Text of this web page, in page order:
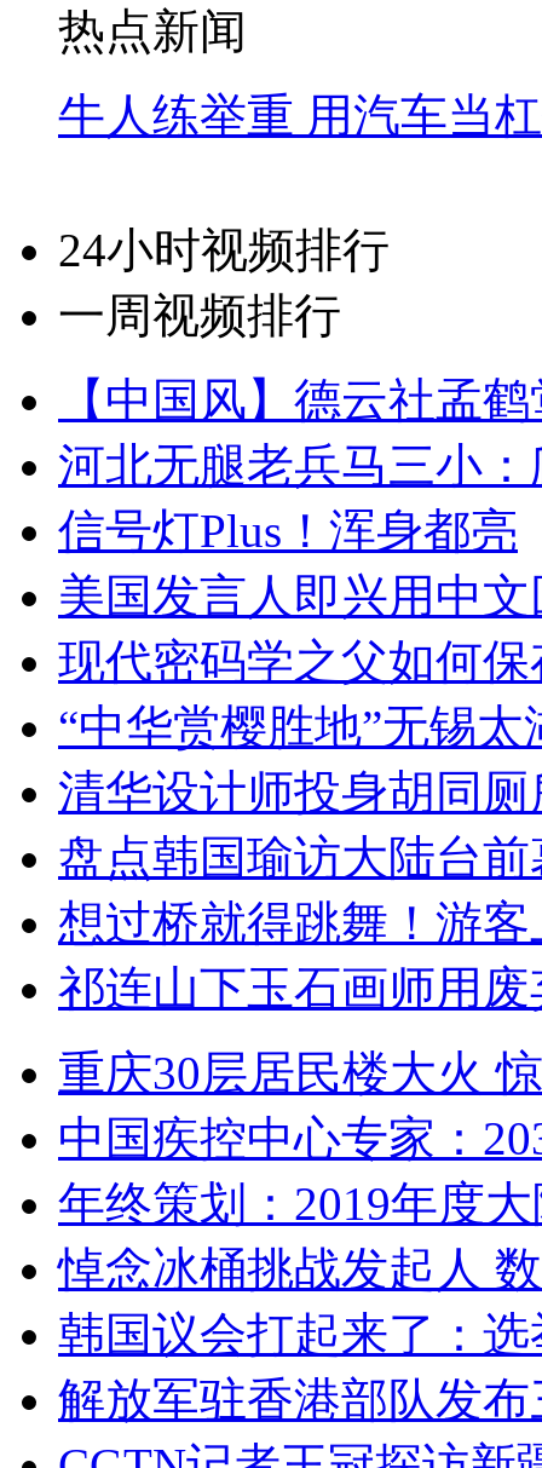
热点新闻
牛人练举重 用汽车当
24小时视频排行
一周视频排行
【中国风】德云社孟
河北无腿老兵马三小
信号灯Plus！浑身都亮
美国发言人即兴用中
现代密码学之父如何
“中华赏樱胜地”无锡
清华设计师投身胡同
盘点韩国瑜访大陆台
想过桥就得跳舞！游客
祁连山下玉石画师用
重庆30层居民楼大火
中国疾控中心专家：
年终策划：2019年度
悼念冰桶挑战发起人
韩国议会打起来了：
解放军驻香港部队发